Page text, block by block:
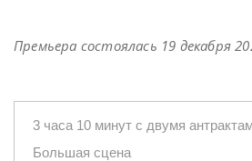
Премьера состоялась 19 декабря
3 часа 10 минут с двумя
Большая сцена